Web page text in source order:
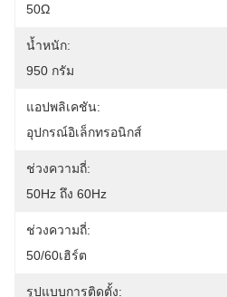
50Ω
น้ำหนัก:
950 กรัม
แอปพลิเคชัน:
อุปกรณ์อิเล็กทรอนิกส์
ช่วงความถี่:
50Hz ถึง 60Hz
ช่วงความถี่:
50/60เฮิร์ต
รูปแบบการติดตั้ง: